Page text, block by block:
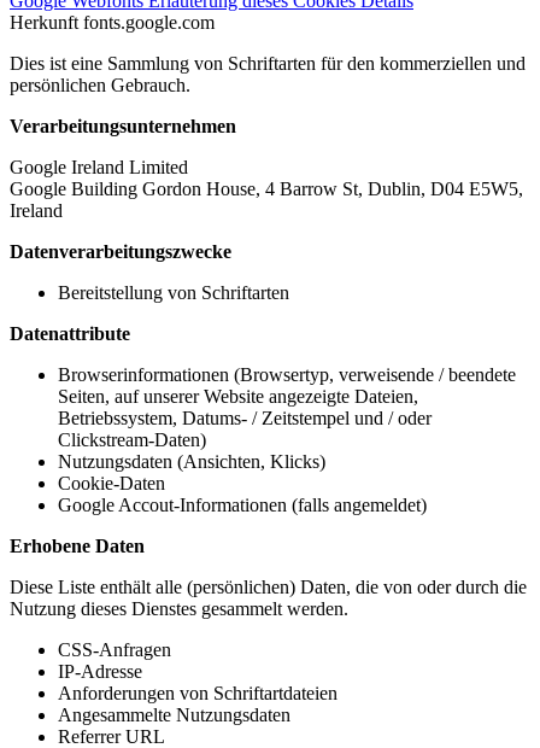
Herkunft fonts.google.com
Dies ist eine Sammlung von Schriftarten für den kommerziellen und
persönlichen Gebrauch.
Verarbeitungsunternehmen
Google Ireland Limited
Google Building Gordon House, 4 Barrow St, Dublin, D04 E5W5,
Ireland
Datenverarbeitungszwecke
Bereitstellung von Schriftarten
Datenattribute
Browserinformationen (Browsertyp, verweisende / beendete
Seiten, auf unserer Website angezeigte Dateien,
Betriebssystem, Datums- / Zeitstempel und / oder
Clickstream-Daten)
Nutzungsdaten (Ansichten, Klicks)
Cookie-Daten
Google Accout-Informationen (falls angemeldet)
Erhobene Daten
Diese Liste enthält alle (persönlichen) Daten, die von oder durch die
Nutzung dieses Dienstes gesammelt werden.
CSS-Anfragen
IP-Adresse
Anforderungen von Schriftartdateien
Angesammelte Nutzungsdaten
Referrer URL